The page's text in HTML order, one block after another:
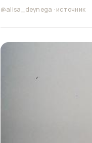
@alisa_deynega · источник